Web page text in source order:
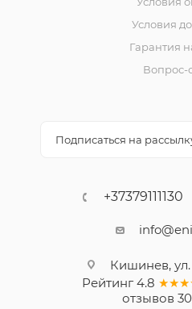
Условия
Гарантия
Вопрос-
Подписаться на
+37379111130
Кишинев,
Рейтинг 4.8
отзывов